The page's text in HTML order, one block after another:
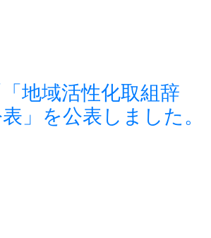
地域活性化取組辞
」を公表しました。